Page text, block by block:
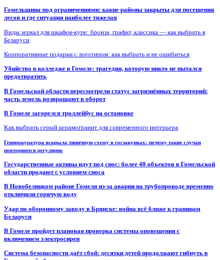
Гомельщина под ограничениями: какие районы закрыты для посещения
лесов и где ситуация наиболее тяжелая
Виды зеркал для шкафов-купе: бронза, графит, классика — как выбрать в
Беларуси
Корпоративные подарки с логотипом: как выбрать и не ошибиться
Убийство в колледже в Гомеле: трагедия, которую никто не пытался
предотвратить
В Гомельской области пересмотрели статус загрязнённых территорий:
часть земель возвращают в оборот
В Гомеле загорелся троллейбус на остановке
Как выбрать серый керамогранит для современного интерьера
Генпрокуратура вскрыла типичную схему в госзакупках: почему такие случаи
повторяются регулярно
Государственные активы идут под снос: более 40 объектов в Гомельской
области продают с условием сноса
В Новобелицком районе Гомеля из-за аварии на трубопроводе временно
отключили горячую воду
Удар по оборонному заводу в Брянске: война всё ближе к границам
Беларуси
В Гомеле пройдет плановая проверка системы оповещения с
включением электросирен
Система безопасности даёт сбой: десятки детей продолжают гибнуть в